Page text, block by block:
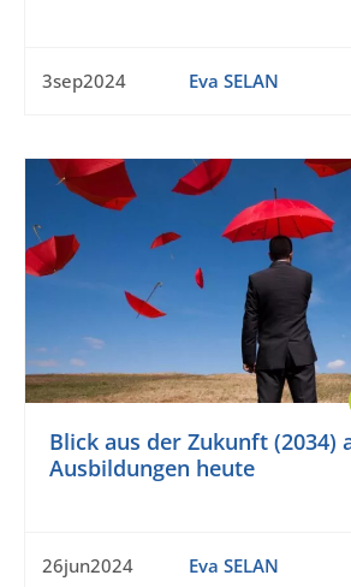
3sep2024 Eva SELAN
Blick aus der Zukunft (2034)
Ausbildungen heute
26jun2024 Eva SELAN